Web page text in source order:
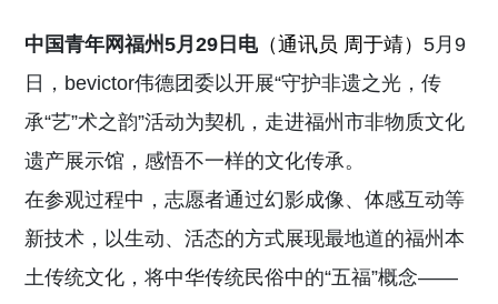
中国青年网福州5月29 日电 （通讯员 周于靖）5月9
日，bevictor伟德团委以开展“守护非遗之光，传
承“艺”术之韵”活动为契机，走进福州市非物质文化
遗产展示馆，感悟不一样的文化传承。
在参观过程中，志愿者通过幻影成像、体感互动等
新技术，以生动、活态的方式展现最地道的福州本
土传统文化，将中华传统民俗中的“五福”概念——